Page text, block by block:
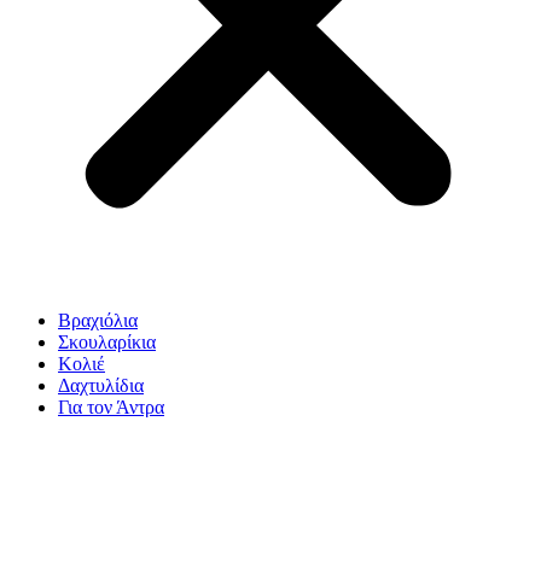
Βραχιόλια
Σκουλαρίκια
Κολιέ
Δαχτυλίδια
Για τον Άντρα